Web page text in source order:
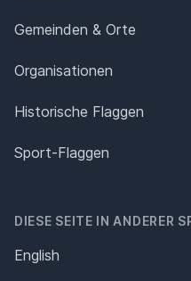
Gemeinden & Orte
Organisationen
Historische Flaggen
Sport-Flaggen
DIESE SEITE IN ANDERER
English